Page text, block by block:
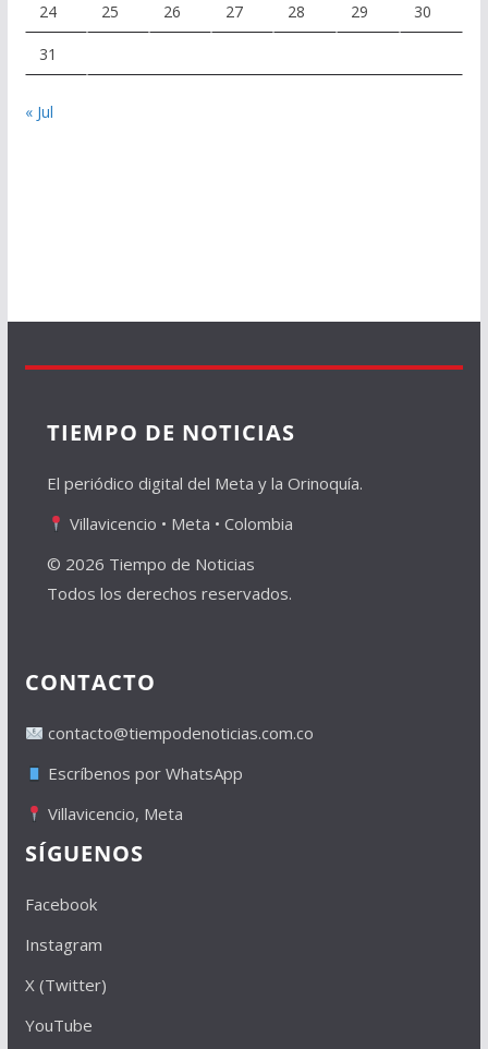
24 25 26 27 28 29 30
31
« Jul
TIEMPO DE NOTICIAS
El periódico digital del Meta y la Orinoquía.
Villavicencio • Meta • Colombia
© 2026 Tiempo de Noticias
Todos los derechos reservados.
CONTACTO
contacto@tiempodenoticias.com.co
Escríbenos por WhatsApp
Villavicencio, Meta
SÍGUENOS
Facebook
Instagram
X (Twitter)
YouTube